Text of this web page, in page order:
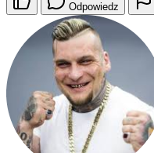
Odpowiedz